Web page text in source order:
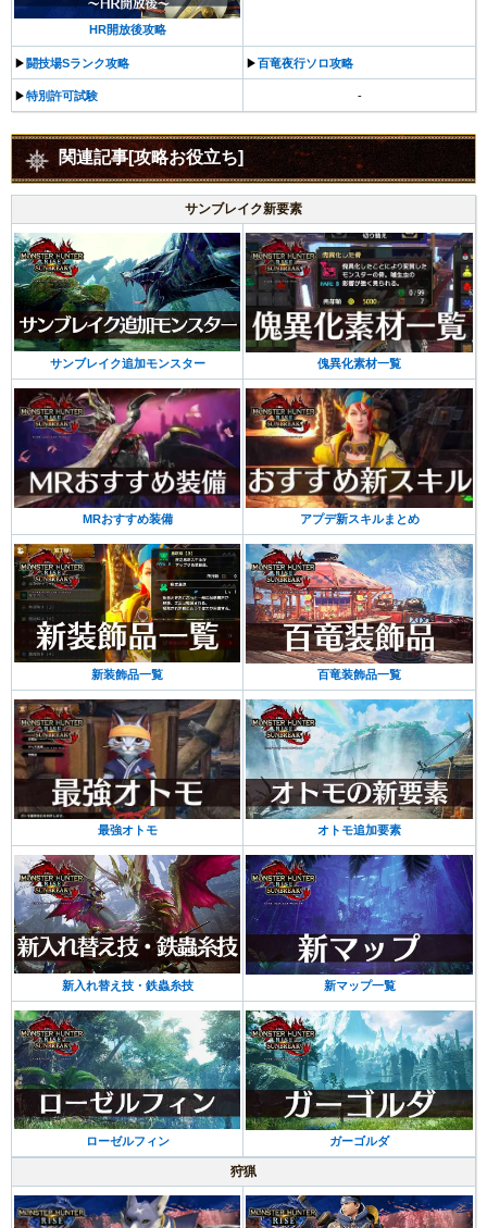
HR開放後攻略
▶︎ 闘技場Sランク攻略 ▶︎百竜夜行ソロ攻略
▶︎特別許可試験 -
関連記事[攻略お役立ち]
サンブレイク新要素
サンブレイク追加モンスター 傀異化素材一覧
MRおすすめ装備 アプデ新スキルまとめ
新装飾品一覧 百竜装飾品一覧
最強オトモ オトモ追加要素
新入れ替え技・鉄蟲糸技 新マップ一覧
ローゼルフィン ガーゴルダ
狩猟